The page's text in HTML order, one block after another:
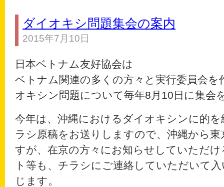
ダイオキシ問題集会の案内
2015年7月10日
日本ベトナム友好協会は
ベトナム関連の多くの方々と実行委員会
オキシン問題について毎年8月10日に集会
今年は、沖縄におけるダイオキシンに的
ラシ原稿をお送りしますので、沖縄から
すが、在京の方々にお知らせしていただ
ト等も、チラシにご連絡していただいて
じます。